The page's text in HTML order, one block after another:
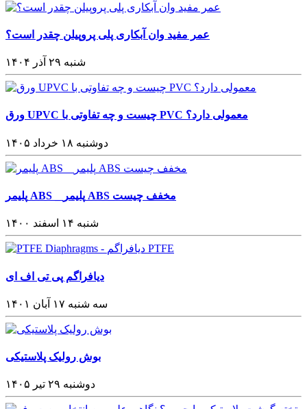
عمر مفید وان آبکاری پلی پروپیلن چقدر است؟
شنبه ۲۹ آذر ۱۴۰۴
ورق UPVC چیست و چه تفاوتی با PVC معمولی دارد؟
دوشنبه ۱۸ خرداد ۱۴۰۵
پلیمر ABS _ پلیمر ABS مخفف چیست
شنبه ۱۴ اسفند ۱۴۰۰
دیافراگم پی تی اف ای
سه شنبه ۱۷ آبان ۱۴۰۱
بوش رولیک پلاستیکی
دوشنبه ۲۹ تیر ۱۴۰۵